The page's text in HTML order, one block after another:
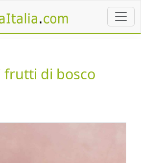
frutti di bosco